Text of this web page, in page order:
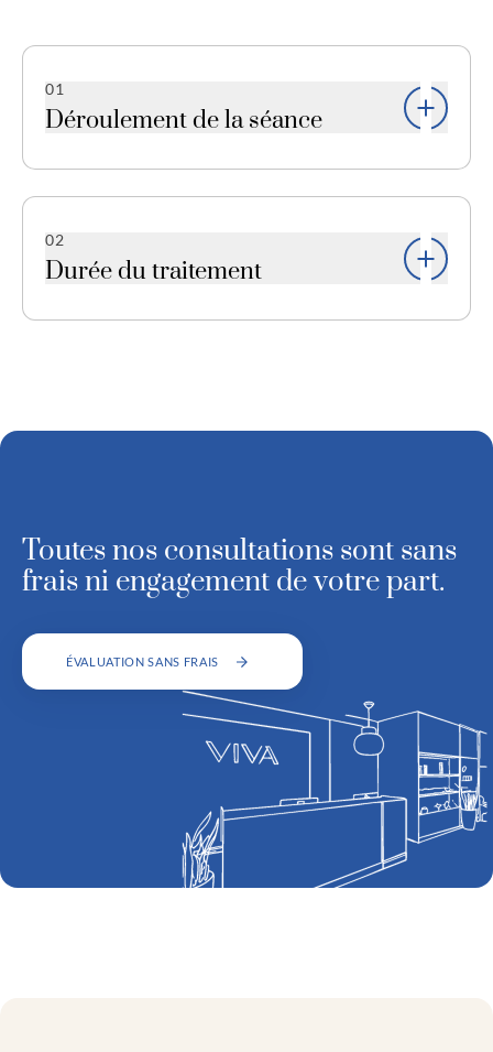
01
Déroulement de la séance
puis applique les différents produits qui y sont
adaptés tout en vous conseillant de manière
entièrement personnalisée.
02
Durée du traitement
Toutes nos consultations sont sans
frais ni engagement de votre part.
ÉVALUATION SANS FRAIS